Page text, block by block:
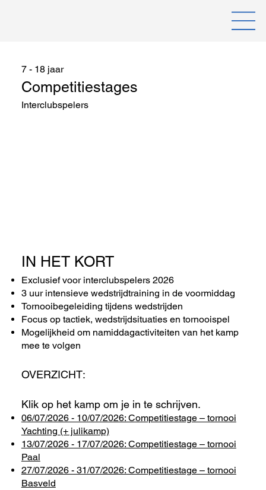
Competitiestages
Interclubspelers
7 - 18 jaar
IN HET KORT
Exclusief voor interclubspelers 2026
3 uur intensieve wedstrijdtraining in de voormiddag
Tornooibegeleiding tijdens wedstrijden
Focus op tactiek, wedstrijdsituaties en tornooispel
Mogelijkheid om namiddagactiviteiten van het kamp
mee te volgen
OVERZICHT:
Klik op het kamp om je in te schrijven.
06/07/2026 - 10/07/2026: Competitiestage – tornooi
Yachting (+ julikamp)
13/07/2026 - 17/07/2026: Competitiestage – tornooi
Paal
27/07/2026 - 31/07/2026: Competitiestage – tornooi
Basveld